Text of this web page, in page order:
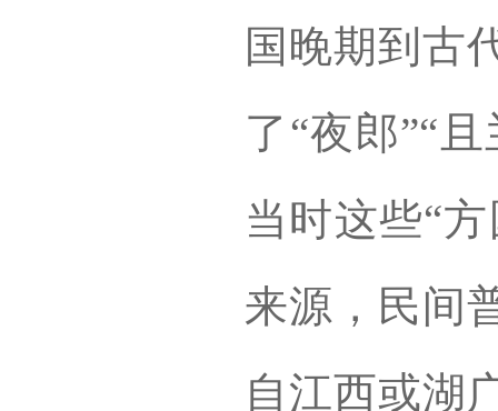
国晚期到古
了“夜郎”“
当时这些“
来源，民间
自江西或湖